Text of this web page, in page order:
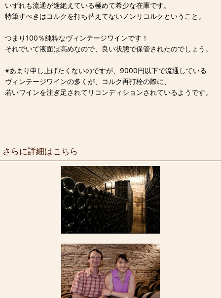
いずれも流通が途絶えている極めて希少な在庫です。
特筆すべきはコルクを打ち替えてないノンリコルクということ。
つまり100％純粋なヴィンテージワインです！
それでいて液面は高めなので、良い状態で保管されたのでしょう。
※あまり申し上げたくないのですが、9000円以下で流通している
ヴィンテージワインの多くが、コルク再打栓の際に、
若いワインを注ぎ足されてリコンディションされているようです。
さらに詳細はこちら